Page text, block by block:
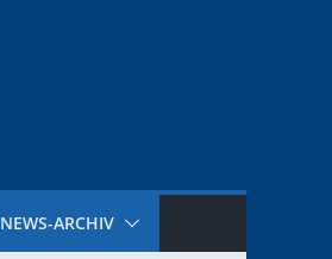
NEWS-ARCHIV